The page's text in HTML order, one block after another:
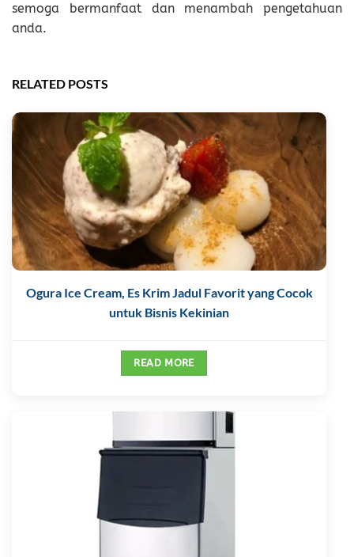
semoga bermanfaat dan menambah pengetahuan
anda.
RELATED POSTS
Ogura Ice Cream, Es Krim Jadul Favorit yang Cocok
untuk Bisnis Kekinian
READ MORE